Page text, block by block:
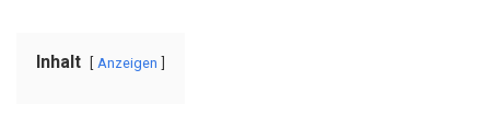
Inhalt Anzeigen